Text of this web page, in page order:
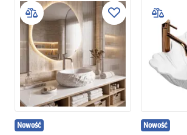
mieszkaniach, jak i większych przestrzeni w
apartamentach.
Nowość Nowość